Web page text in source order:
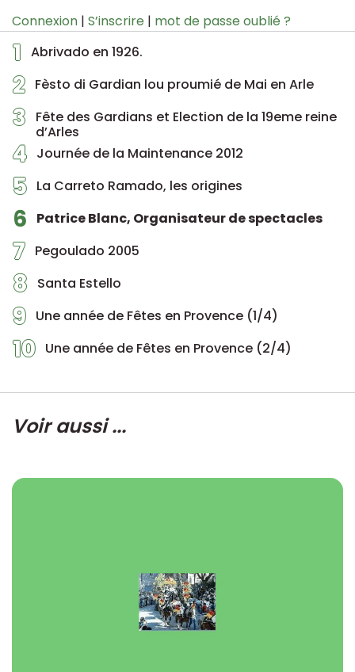
1 Abrivado en 1926.
2 Fèsto di Gardian lou proumié de Mai en Arle
3
Fête des Gardians et Election de la 19eme reine
d’Arles
4 Journée de la Maintenance 2012
5 La Carreto Ramado, les origines
6 Patrice Blanc, Organisateur de spectacles
7 Pegoulado 2005
8 Santa Estello
9 Une année de Fêtes en Provence (1/4)
10 Une année de Fêtes en Provence (2/4)
Connexion | S’inscrire | mot de passe oublié ?
Voir aussi ...